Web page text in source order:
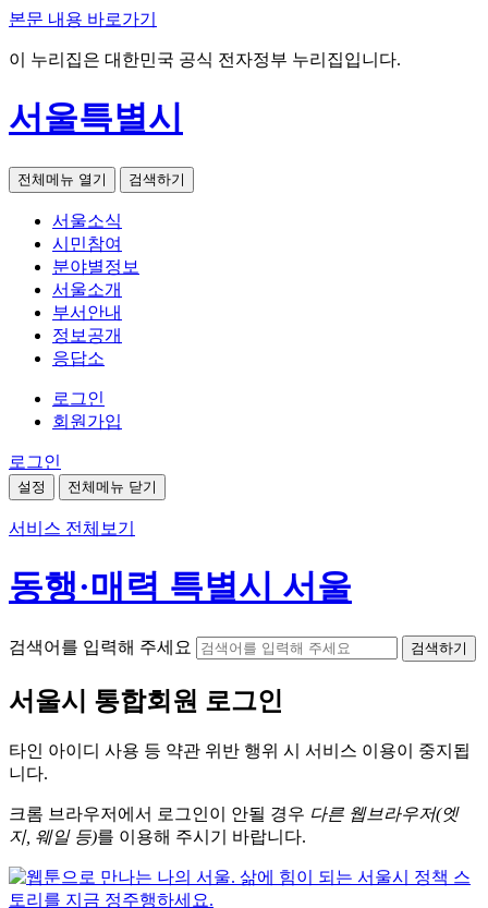
본문 내용 바로가기
이 누리집은 대한민국 공식 전자정부 누리집입니다.
서울특별시
전체메뉴 열기 검색하기
서울소식
시민참여
분야별정보
서울소개
부서안내
정보공개
응답소
로그인
회원가입
로그인
설정 전체메뉴 닫기
서비스 전체보기
동행·매력 특별시 서울
검색어를 입력해 주세요 검색하기
서울시 통합회원 로그인
타인 아이디 사용 등 약관 위반 행위 시 서비스 이용이 중지됩
니다.
크롬 브라우저에서 로그인이 안될 경우 다른 웹브라우저(엣
지, 웨일 등)를 이용해 주시기 바랍니다.